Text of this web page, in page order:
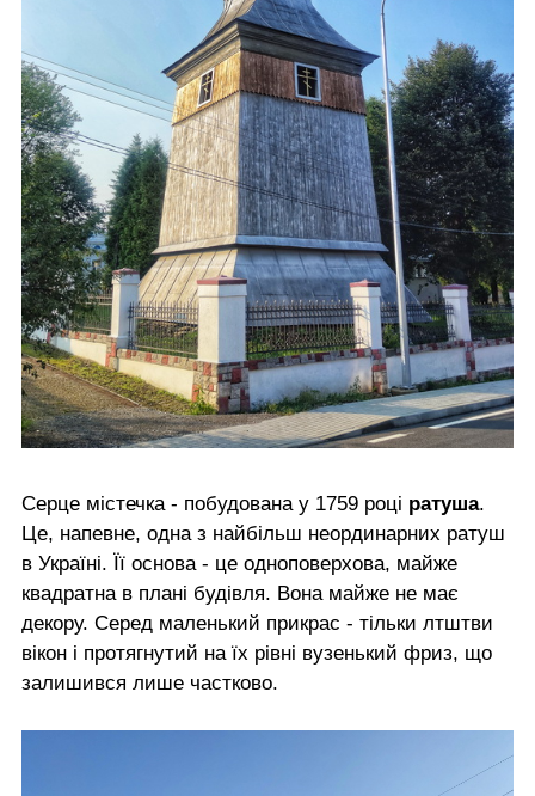
Серце містечка - побудована у 1759 році ратуша.
Це, напевне, одна з найбільш неординарних ратуш
в Україні. Її основа - це одноповерхова, майже
квадратна в плані будівля. Вона майже не має
декору. Серед маленький прикрас - тільки лтштви
вікон і протягнутий на їх рівні вузенький фриз, що
залишився лише частково.